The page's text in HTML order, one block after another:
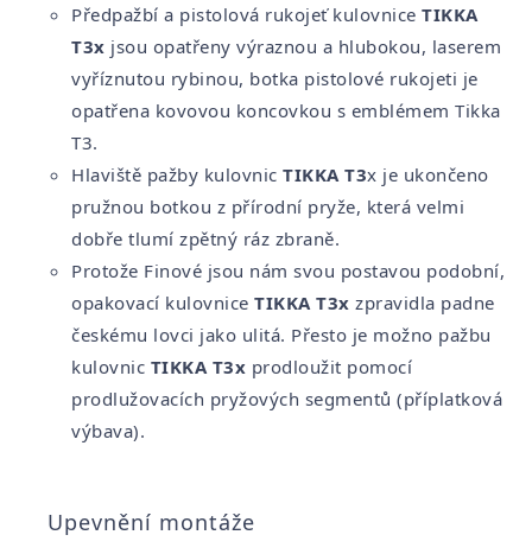
Předpažbí a pistolová rukojeť kulovnice TIKKA
T3x jsou opatřeny výraznou a hlubokou, laserem
vyříznutou rybinou, botka pistolové rukojeti je
opatřena kovovou koncovkou s emblémem Tikka
T3.
Hlaviště pažby kulovnic TIKKA T3x je ukončeno
pružnou botkou z přírodní pryže, která velmi
dobře tlumí zpětný ráz zbraně.
Protože Finové jsou nám svou postavou podobní,
opakovací kulovnice TIKKA T3x zpravidla padne
českému lovci jako ulitá. Přesto je možno pažbu
kulovnic TIKKA T3x prodloužit pomocí
prodlužovacích pryžových segmentů (příplatková
výbava).
Upevnění montáže